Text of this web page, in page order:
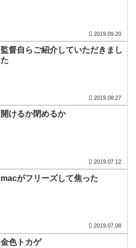
2019.09.20
監督自らご紹介していただきまし
た
2019.08.27
開けるか閉めるか
2019.07.12
macがフリーズして焦った
2019.07.08
金色トカゲ